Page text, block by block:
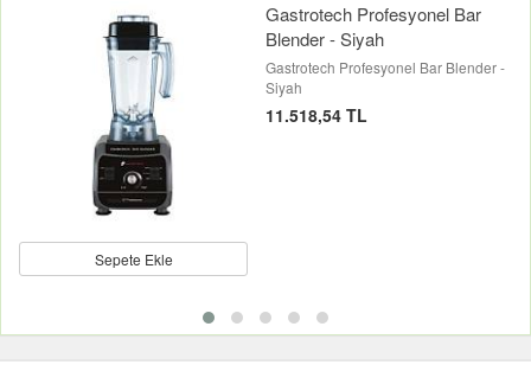
Sepete Ekle
Gastrotech Profesyonel Bar
Blender - Siyah
Gastrotech Profesyonel Bar Blender -
Siyah
11.518,54 TL